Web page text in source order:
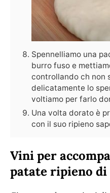
Spennelliamo una
burro fuso e
controllando ch non
delicatamente lo
voltiamo per farlo
Una volta dorato è
con il suo ripieno
Vini per
patate ripieno